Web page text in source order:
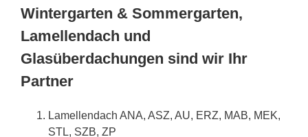
Wintergarten & Sommergarten,
Lamellendach und
Glasüberdachungen sind wir Ihr
Partner
Lamellendach ANA, ASZ, AU, ERZ, MAB, MEK,
STL, SZB, ZP